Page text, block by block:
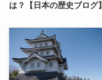
は？【日本の歴史ブログ】